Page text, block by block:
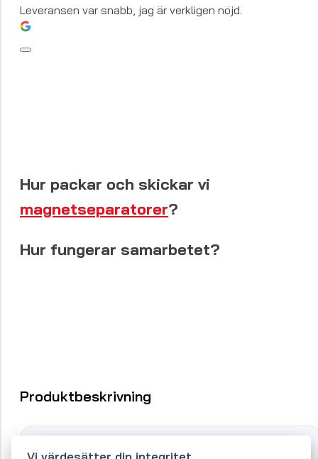
Leveransen var snabb, jag är verkligen nöjd.
Hur packar och skickar vi
magnetseparatorer?
Hur fungerar samarbetet?
Produktbeskrivning